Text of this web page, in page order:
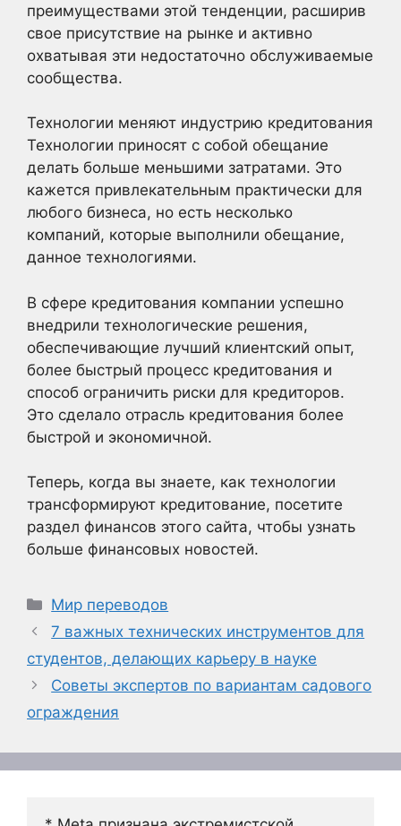
преимуществами этой тенденции, расширив
свое присутствие на рынке и активно
охватывая эти недостаточно обслуживаемые
сообщества.
Технологии меняют индустрию кредитования
Технологии приносят с собой обещание
делать больше меньшими затратами. Это
кажется привлекательным практически для
любого бизнеса, но есть несколько
компаний, которые выполнили обещание,
данное технологиями.
В сфере кредитования компании успешно
внедрили технологические решения,
обеспечивающие лучший клиентский опыт,
более быстрый процесс кредитования и
способ ограничить риски для кредиторов.
Это сделало отрасль кредитования более
быстрой и экономичной.
Теперь, когда вы знаете, как технологии
трансформируют кредитование, посетите
раздел финансов этого сайта, чтобы узнать
больше финансовых новостей.
Рубрики
Мир переводов
7 важных технических инструментов для
студентов, делающих карьеру в науке
Советы экспертов по вариантам садового
ограждения